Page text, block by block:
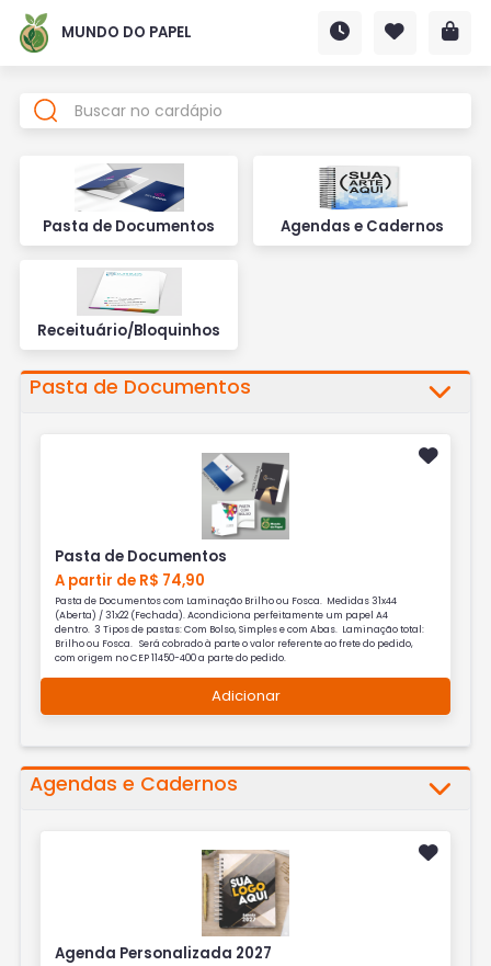
MUNDO DO PAPEL
Pasta de Documentos Agendas e Cadernos
Receituário/Bloquinhos
Pasta de Documentos
Pasta de Documentos
A partir de R$ 74,90
Pasta de Documentos com Laminação Brilho ou Fosca. Medidas 31x44
(Aberta) / 31x22 (Fechada). Acondiciona perfeitamente um papel A4
dentro. 3 Tipos de pastas: Com Bolso, Simples e com Abas. Laminação total:
Brilho ou Fosca. Será cobrado à parte o valor referente ao frete do pedido,
com origem no CEP 11450-400 a parte do pedido.
Adicionar
Agendas e Cadernos
Agenda Personalizada 2027